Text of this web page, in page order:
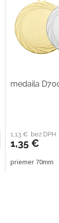
medaila
1,13 € bez DPH
1,35 €
priemer 70mm